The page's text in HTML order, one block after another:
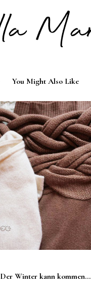
You Might Also Like
Der Winter kann kommen...